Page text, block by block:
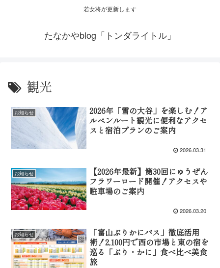
若女将が更新します
たなかやblog「トンダライトル」
観光
お知らせ
2026年「雪の大谷」を楽しむ！ア
ルペンルート観光に便利なアクセ
スと宿泊プランのご案内
2026.03.31
お知らせ
【2026年最新】第30回にゅうぜん
フラワーロード開催！アクセスや
駐車場のご案内
2026.03.20
お知らせ
「富山ぶりかにバス」徹底活用
術！2,100円で西の市場と東の宿を
巡る「ぶり・かに」食べ比べ美食
旅